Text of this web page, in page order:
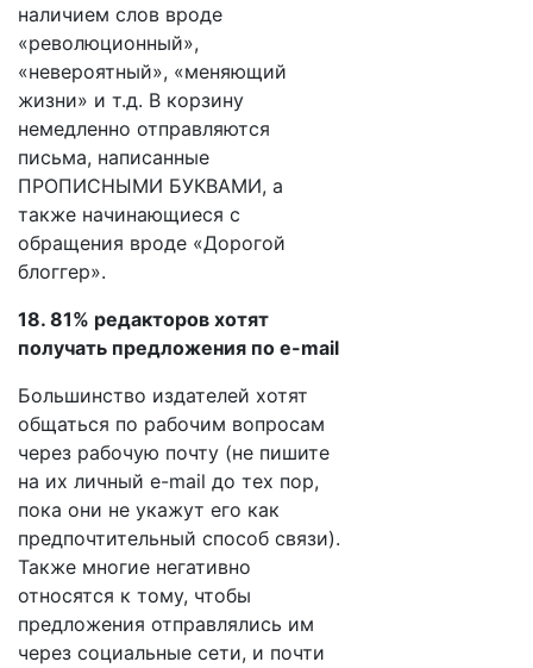
наличием слов вроде
«революционный»,
«невероятный», «меняющий
жизни» и т.д. В корзину
немедленно отправляются
письма, написанные
ПРОПИСНЫМИ БУКВАМИ, а
также начинающиеся с
обращения вроде «Дорогой
блоггер».
18. 81% редакторов хотят
получать предложения по e-mail
Большинство издателей хотят
общаться по рабочим вопросам
через рабочую почту (не пишите
на их личный e-mail до тех пор,
пока они не укажут его как
предпочтительный способ связи).
Также многие негативно
относятся к тому, чтобы
предложения отправлялись им
через социальные сети, и почти